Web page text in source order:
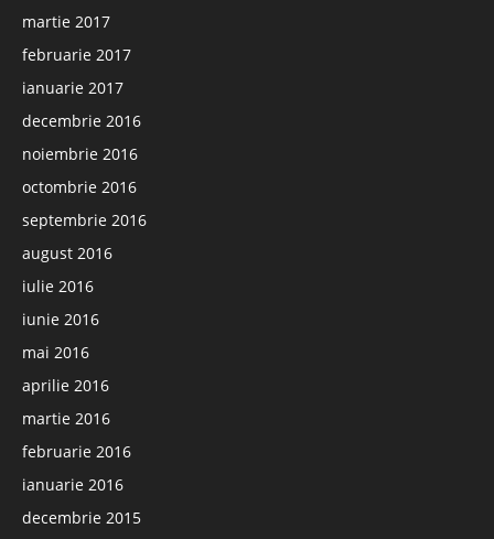
martie 2017
februarie 2017
ianuarie 2017
decembrie 2016
noiembrie 2016
octombrie 2016
septembrie 2016
august 2016
iulie 2016
iunie 2016
mai 2016
aprilie 2016
martie 2016
februarie 2016
ianuarie 2016
decembrie 2015